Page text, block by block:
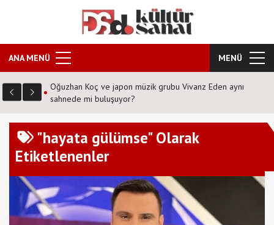
ANA MENÜ MENÜ
Eden aynı
Şafak Sezer'den tiyatroseverlere ''Karanlıkta kumpas''
sürprizi!
"hayata gülümse" Olarak
Etiketlenenler